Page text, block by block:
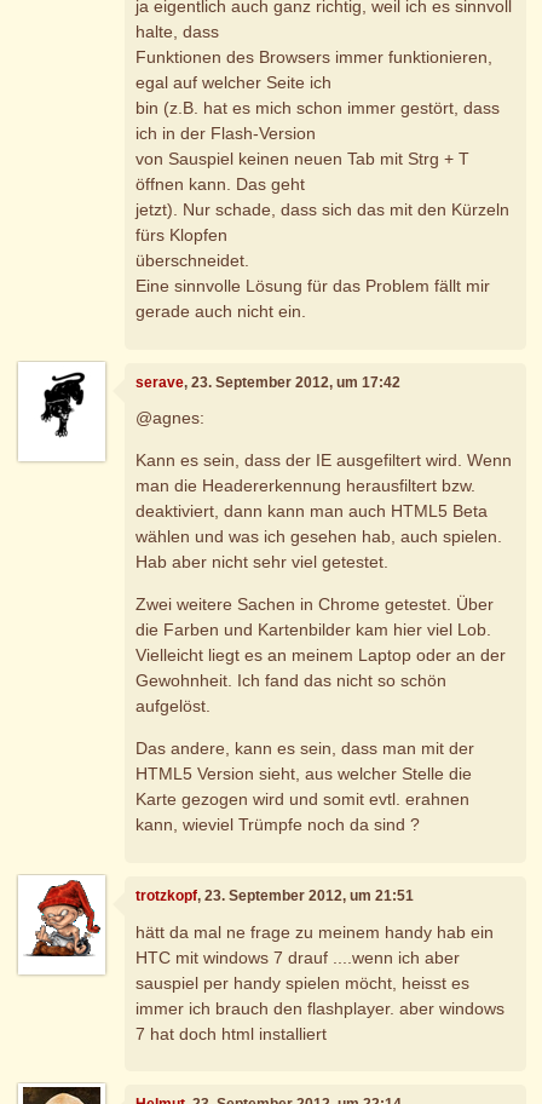
ja eigentlich auch ganz richtig, weil ich es sinnvoll
halte, dass
Funktionen des Browsers immer funktionieren,
egal auf welcher Seite ich
bin (z.B. hat es mich schon immer gestört, dass
ich in der Flash-Version
von Sauspiel keinen neuen Tab mit Strg + T
öffnen kann. Das geht
jetzt). Nur schade, dass sich das mit den Kürzeln
fürs Klopfen
überschneidet.
Eine sinnvolle Lösung für das Problem fällt mir
gerade auch nicht ein.
serave, 23. September 2012, um 17:42
@agnes:
Kann es sein, dass der IE ausgefiltert wird. Wenn
man die Headererkennung herausfiltert bzw.
deaktiviert, dann kann man auch HTML5 Beta
wählen und was ich gesehen hab, auch spielen.
Hab aber nicht sehr viel getestet.
Zwei weitere Sachen in Chrome getestet. Über
die Farben und Kartenbilder kam hier viel Lob.
Vielleicht liegt es an meinem Laptop oder an der
Gewohnheit. Ich fand das nicht so schön
aufgelöst.
Das andere, kann es sein, dass man mit der
HTML5 Version sieht, aus welcher Stelle die
Karte gezogen wird und somit evtl. erahnen
kann, wieviel Trümpfe noch da sind ?
trotzkopf, 23. September 2012, um 21:51
hätt da mal ne frage zu meinem handy hab ein
HTC mit windows 7 drauf ....wenn ich aber
sauspiel per handy spielen möcht, heisst es
immer ich brauch den flashplayer. aber windows
7 hat doch html installiert